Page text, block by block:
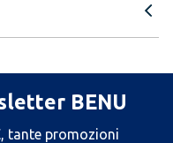
BENU
tante promozioni